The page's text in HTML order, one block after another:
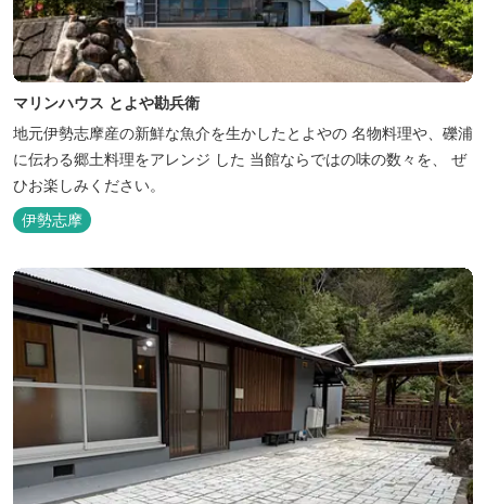
マリンハウス とよや勘兵衛
地元伊勢志摩産の新鮮な魚介を生かしたとよやの 名物料理や、礫浦
に伝わる郷土料理をアレンジ した 当館ならではの味の数々を、 ぜ
ひお楽しみください。
伊勢志摩